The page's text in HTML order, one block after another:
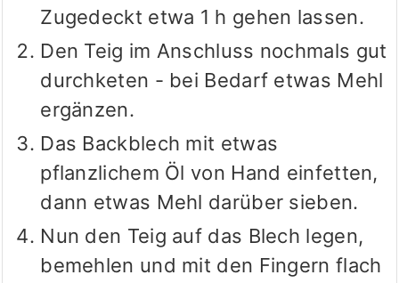
Zugedeckt etwa 1 h gehen lassen.
Den Teig im Anschluss nochmals gut
durchketen - bei Bedarf etwas Mehl
ergänzen.
Das Backblech mit etwas
pflanzlichem Öl von Hand einfetten,
dann etwas Mehl darüber sieben.
Nun den Teig auf das Blech legen,
bemehlen und mit den Fingern flach